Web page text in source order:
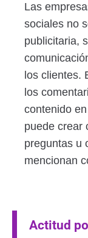
Las
sociales no
publicitaria,
los clientes.
los
contenido
puede crear
preguntas u
mencionan
Actitud